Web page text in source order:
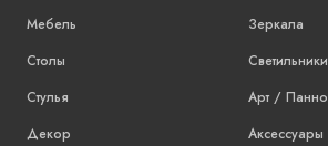
Мебель
Столы
Стулья
Декор
Зеркала
Светильники
Арт / Панно
Аксессуары